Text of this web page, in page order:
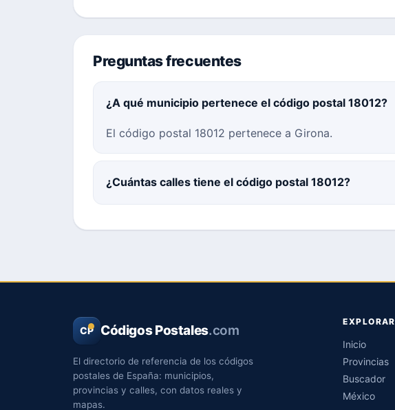
Preguntas frecuentes
¿A qué municipio pertenece el código postal 18012?
El código postal 18012 pertenece a Girona.
¿Cuántas calles tiene el código postal 18012?
CP Códigos Postales.com
El directorio de referencia de los códigos
postales de España: municipios,
provincias y calles, con datos reales y
mapas.
EXPLORAR
Inicio
Provincias
Buscador
México